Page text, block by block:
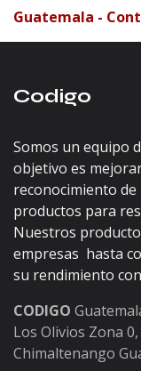
Guatemala -
Codigo
Somos un equipo
objetivo es
reconocimiento
productos para
Nuestros
empresas hasta
su rendimiento
CODIGO
Los Olivios Zona
Chimaltenango